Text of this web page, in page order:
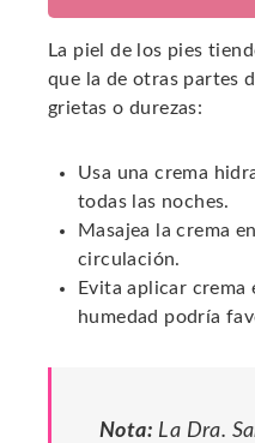
La piel de los pies
que la de otras partes
grietas o durezas:
Usa una crema
todas las noches.
Masajea la crema
circulación.
Evita aplicar crema
humedad podría
Nota: La Dra.